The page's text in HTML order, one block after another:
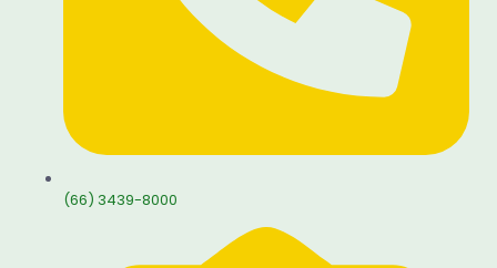
(66) 3439-8000